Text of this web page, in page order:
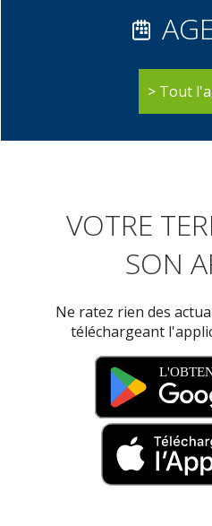
Tout
VOTRE
SON
Ne ratez rien des
téléchargeant